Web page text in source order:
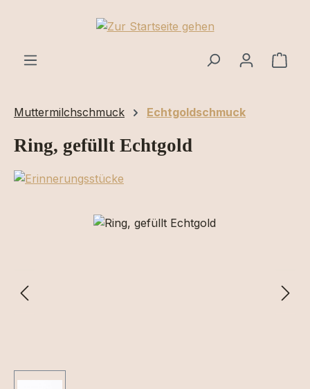
Zum Hauptinhalt springen
Muttermilchschmuck Echtgoldschmuck
Ring, gefüllt Echtgold
Bildergalerie überspringen